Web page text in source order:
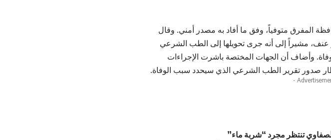
المفرق متوفياً، وفق ما أفاد به مصدر أمني. وقال
مشيراً إلى أنه جرى تحويلها إلى الطب الشرعي
وأضاف أن الجهات المختصة باشرت الإجراءات
صدور تقرير الطب الشرعي الذي سيحدد سبب الوفاة.
تنتظر مجرد “شربة ماء”